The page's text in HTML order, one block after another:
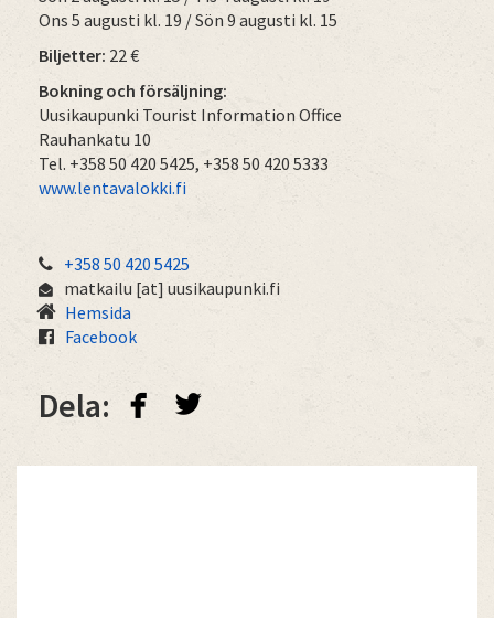
Ons 5 augusti kl. 19 / Sön 9 augusti kl. 15
Biljetter: 22 €
Bokning och försäljning:
Uusikaupunki Tourist Information Office
Rauhankatu 10
Tel. +358 50 420 5425, +358 50 420 5333
www.lentavalokki.fi
+358 50 420 5425
matkailu [at] uusikaupunki.fi
Hemsida
Facebook
Dela: facebook twitterbird